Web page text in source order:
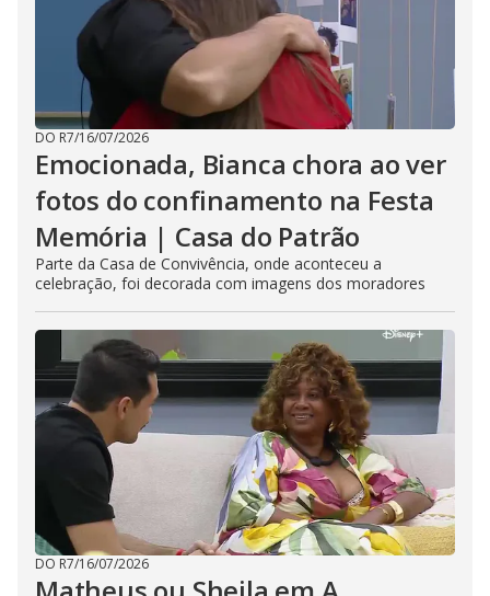
DO R7/16/07/2026
Emocionada, Bianca chora ao ver
fotos do confinamento na Festa
Memória | Casa do Patrão
Parte da Casa de Convivência, onde aconteceu a
celebração, foi decorada com imagens dos moradores
DO R7/16/07/2026